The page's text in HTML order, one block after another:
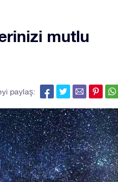
mutlu
paylaş: